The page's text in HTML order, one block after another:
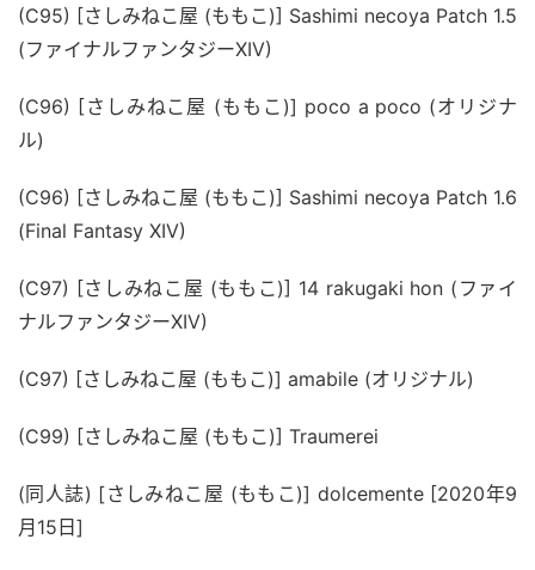
(C95) [さしみねこ屋 (ももこ)] Sashimi necoya Patch 1.5
(ファイナルファンタジーXIV)
(C96) [さしみねこ屋 (ももこ)] poco a poco (オリジナ
ル)
(C96) [さしみねこ屋 (ももこ)] Sashimi necoya Patch 1.6
(Final Fantasy XIV)
(C97) [さしみねこ屋 (ももこ)] 14 rakugaki hon (ファイ
ナルファンタジーXIV)
(C97) [さしみねこ屋 (ももこ)] amabile (オリジナル)
(C99) [さしみねこ屋 (ももこ)] Traumerei
(同人誌) [さしみねこ屋 (ももこ)] dolcemente [2020年9
月15日]